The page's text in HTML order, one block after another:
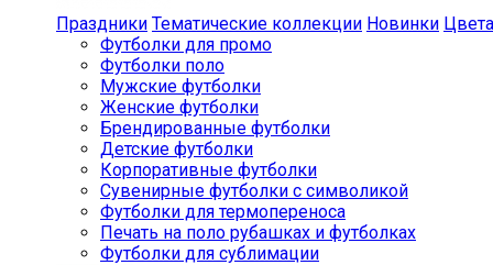
Праздники Тематические коллекции Новинки Цвета
Футболки для промо
Футболки поло
Мужские футболки
Женские футболки
Брендированные футболки
Детские футболки
Корпоративные футболки
Сувенирные футболки с символикой
Футболки для термопереноса
Печать на поло рубашках и футболках
Футболки для сублимации